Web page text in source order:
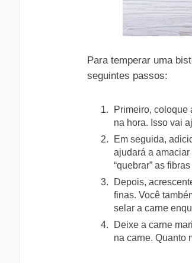
Para temperar uma
seguintes passos:
Primeiro, coloque
na hora. Isso vai
Em seguida,
ajudará a
“quebrar” as
Depois,
finas. Você
selar a carne
Deixe a carne
na carne. Quanto